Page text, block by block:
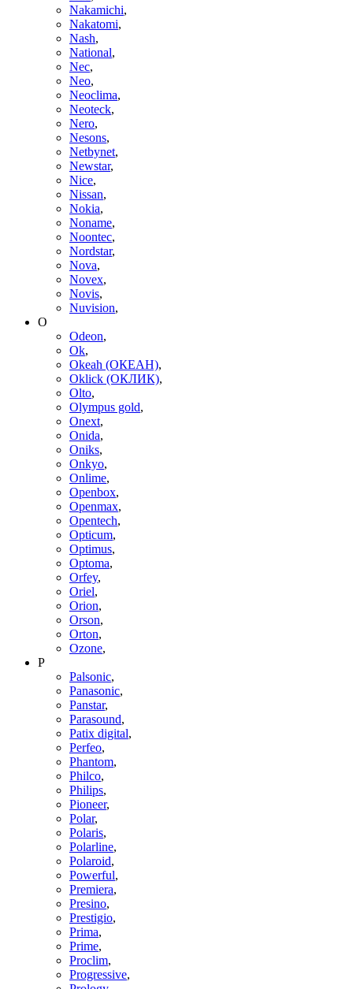
Nakamichi,
Nakatomi,
Nash,
National,
Nec,
Neo,
Neoclima,
Neoteck,
Nero,
Nesons,
Netbynet,
Newstar,
Nice,
Nissan,
Nokia,
Noname,
Noontec,
Nordstar,
Nova,
Novex,
Novis,
Nuvision,
O
Odeon,
Ok,
Okeah (ОКЕАН),
Oklick (ОКЛИК),
Olto,
Olympus gold,
Onext,
Onida,
Oniks,
Onkyo,
Onlime,
Openbox,
Openmax,
Opentech,
Opticum,
Optimus,
Optoma,
Orfey,
Oriel,
Orion,
Orson,
Orton,
Ozone,
P
Palsonic,
Panasonic,
Panstar,
Parasound,
Patix digital,
Perfeo,
Phantom,
Philco,
Philips,
Pioneer,
Polar,
Polaris,
Polarline,
Polaroid,
Powerful,
Premiera,
Presino,
Prestigio,
Prima,
Prime,
Proclim,
Progressive,